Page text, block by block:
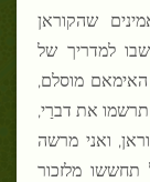
שהקוראן
למדריך של
מוסלם,
תרשמו את דברַי,
ואני מרשה
מלזכור